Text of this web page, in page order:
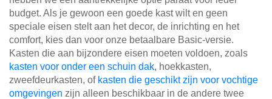
budget. Als je gewoon een goede kast wilt en geen
speciale eisen stelt aan het decor, de inrichting en het
comfort, kies dan voor onze betaalbare Basic-versie.
Kasten die aan bijzondere eisen moeten voldoen, zoals
kasten voor onder een schuin dak, hoekkasten,
zweefdeurkasten, of kasten die geschikt zijn voor vochtige
omgevingen zijn alleen beschikbaar in de andere twee